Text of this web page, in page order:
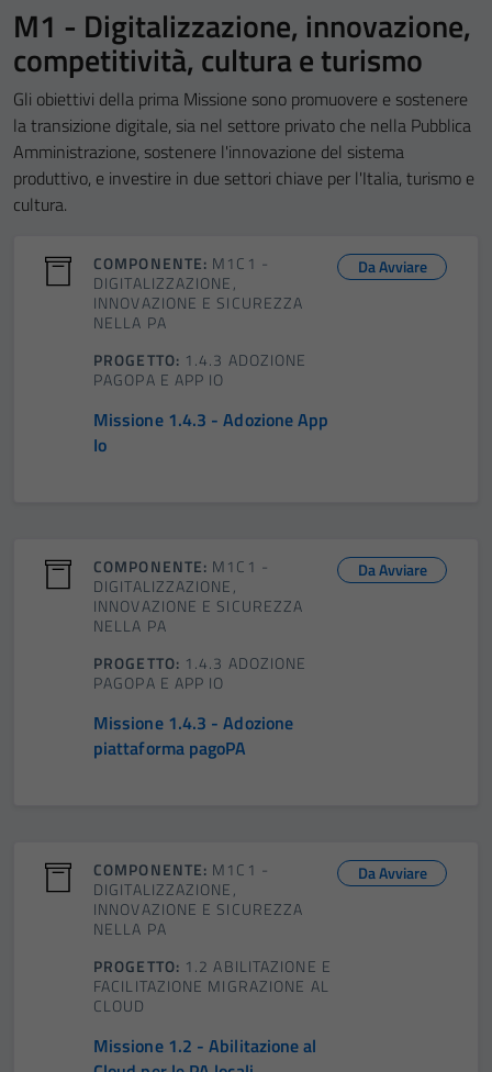
M1 - Digitalizzazione, innovazione,
competitività, cultura e turismo
Gli obiettivi della prima Missione sono promuovere e sostenere
la transizione digitale, sia nel settore privato che nella Pubblica
Amministrazione, sostenere l'innovazione del sistema
produttivo, e investire in due settori chiave per l'Italia, turismo e
cultura.
COMPONENTE: M1C1 -
DIGITALIZZAZIONE,
INNOVAZIONE E SICUREZZA
NELLA PA
PROGETTO: 1.4.3 ADOZIONE
PAGOPA E APP IO
Missione 1.4.3 - Adozione App
Io
Da Avviare
COMPONENTE: M1C1 -
DIGITALIZZAZIONE,
INNOVAZIONE E SICUREZZA
NELLA PA
PROGETTO: 1.4.3 ADOZIONE
PAGOPA E APP IO
Missione 1.4.3 - Adozione
piattaforma pagoPA
Da Avviare
COMPONENTE: M1C1 -
DIGITALIZZAZIONE,
INNOVAZIONE E SICUREZZA
NELLA PA
PROGETTO: 1.2 ABILITAZIONE E
FACILITAZIONE MIGRAZIONE AL
CLOUD
Missione 1.2 - Abilitazione al
Da Avviare